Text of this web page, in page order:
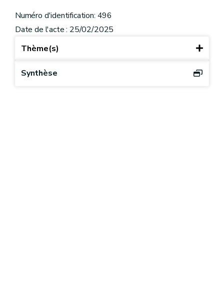
Numéro d'identification: 496
Date de l'acte : 25/02/2025
Thème(s)
Synthèse